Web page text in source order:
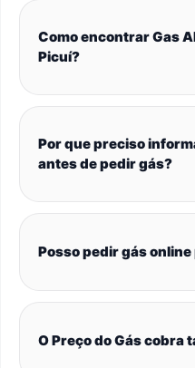
Como encontrar Gas
Picuí?
Por que preciso
antes de pedir gás?
Posso pedir gás
O Preço do Gás cobra